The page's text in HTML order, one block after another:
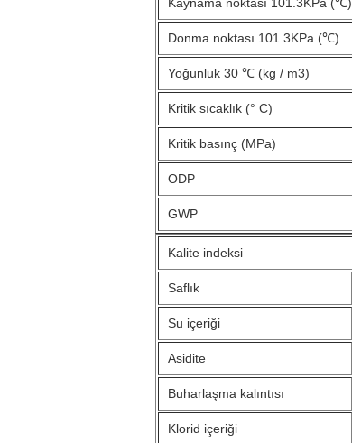
Donma noktası 101.3KPa (℃)
Yoğunluk 30 ℃ (kg / m3)
Kritik sıcaklık (° C)
Kritik basınç (MPa)
ODP
GWP
Kalite indeksi
Saflık
Su içeriği
Asidite
Buharlaşma kalıntısı
Klorid içeriği